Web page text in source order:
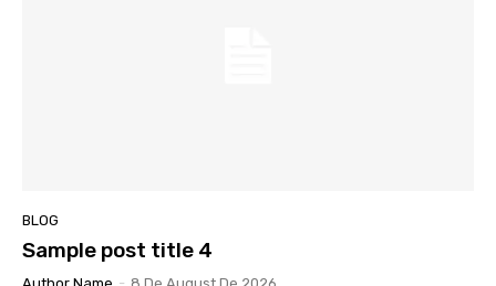
BLOG
Sample post title 4